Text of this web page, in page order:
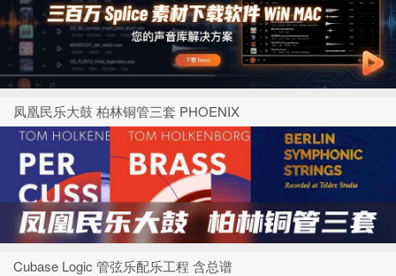
凤凰民乐大鼓 柏林铜管三套 PHOENIX
Cubase Logic 管弦乐配乐工程 含总谱